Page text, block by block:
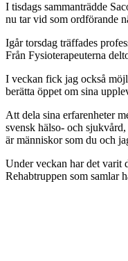
I tisdags sammanträdde
nu tar vid som ordförande
Igår torsdag träffades
Från Fysioterapeuterna
I veckan fick jag också
berätta öppet om sina
Att dela sina erfarenheter
svensk hälso- och
är människor som du och
Under veckan har det varit
Rehabtruppen som samlar